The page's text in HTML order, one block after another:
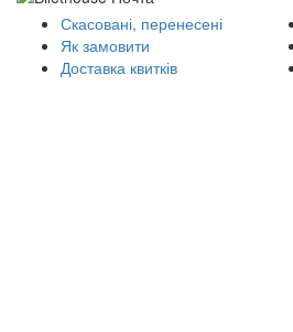
Скасовані, перенесені
Як замовити
Доставка квитків